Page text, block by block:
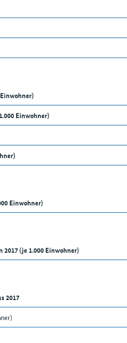
Einwohner)
Einwohner)
(je 1.000 Einwohner)
2017